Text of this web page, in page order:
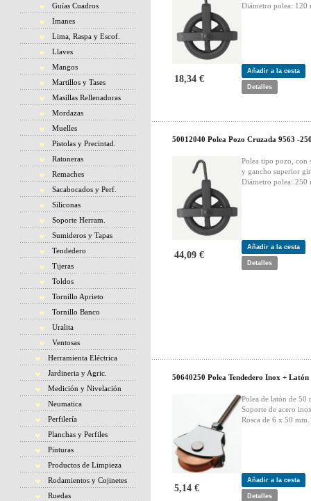
Guías Cuadros
Imanes
Lima, Raspa y Escof.
Llaves
Mangos
Martillos y Tases
Masillas Rellenadoras
Mordazas
Muelles
Pistolas y Precintad.
Ratoneras
Remaches
Sacabocados y Perf.
Siliconas
Soporte Herram.
Sumideros y Tapas
Tendedero
Tijeras
Toldos
Tornillo Aprieto
Tornillo Banco
Uralita
Ventosas
Herramienta Eléctrica
Jardineria y Agric.
Medición y Nivelación
Neumatica
Perfilería
Planchas y Perfiles
Pinturas
Productos de Limpieza
Rodamientos y Cojinetes
Ruedas
Diámetro polea: 120
18,34 €
Añadir a la cesta
Detalles
50012040 Polea Pozo Cruzada 9563 -
Polea tipo pozo, con
y gancho superior
Diámetro polea: 250
44,09 €
Añadir a la cesta
Detalles
50640250 Polea Tendedero Inox + Latón
Polea de latón de 50
Soporte de acero
Rosca de 6 x 50 mm.
5,14 €
Añadir a la cesta
Detalles